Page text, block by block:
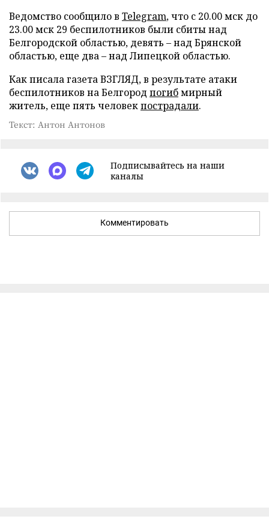
Ведомство сообщило в Telegram, что с 20.00 мск до
23.00 мск 29 беспилотников были сбиты над
Белгородской областью, девять – над Брянской
областью, еще два – над Липецкой областью.
Как писала газета ВЗГЛЯД, в результате атаки
беспилотников на Белгород погибмирный
житель, еще пять человекпострадали.
Текст: Антон Антонов
Подписывайтесь на наши
каналы
Комментировать